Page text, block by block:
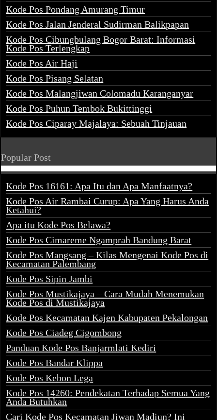
Kode Pos Pondang Amurang Timur
Kode Pos Jalan Jenderal Sudirman Balikpapan
Kode Pos Cibungbulang Bogor Barat: Informasi
Kode Pos Terlengkap
Kode Pos Air Haji
Kode Pos Pisang Selatan
Kode Pos Malangjiwan Colomadu Karanganyar
Kode Pos Puhun Tembok Bukittinggi
Kode Pos Ciparay Majalaya: Sebuah Tinjauan
Popular Post
Kode Pos 16161: Apa Itu dan Apa Manfaatnya?
Kode Pos Air Rambai Curup: Apa Yang Harus Anda
Ketahui?
Apa itu Kode Pos Belawa?
Kode Pos Cimareme Ngamprah Bandung Barat
Kode Pos Mangsang – Kilas Mengenai Kode Pos di
Kecamatan Palembang
Kode Pos Sipin Jambi
Kode Pos Mustikajaya – Cara Mudah Menemukan
Kode Pos di Mustikajaya
Kode Pos Kecamatan Kajen Kabupaten Pekalongan
Kode Pos Ciadeg Cigombong
Panduan Kode Pos Banjarmlati Kediri
Kode Pos Bandar Klippa
Kode Pos Kebon Lega
Kode Pos 14260: Pendekatan Terhadap Semua Yang
Anda Butuhkan
Cari Kode Pos Kecamatan Jiwan Madiun? Ini